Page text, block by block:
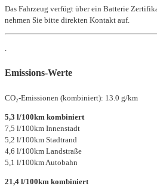
Das Fahrzeug verfügt über ein Batterie
nehmen Sie bitte direkten Kontakt auf.
Emissions-Werte
CO₂-Emissionen (kombiniert): 13.0 g/km
5,3 l/100km kombiniert
7,5 l/100km Innenstadt
5,2 l/100km Stadtrand
4,6 l/100km Landstraße
5,1 l/100km Autobahn
21,4 l/100km kombiniert